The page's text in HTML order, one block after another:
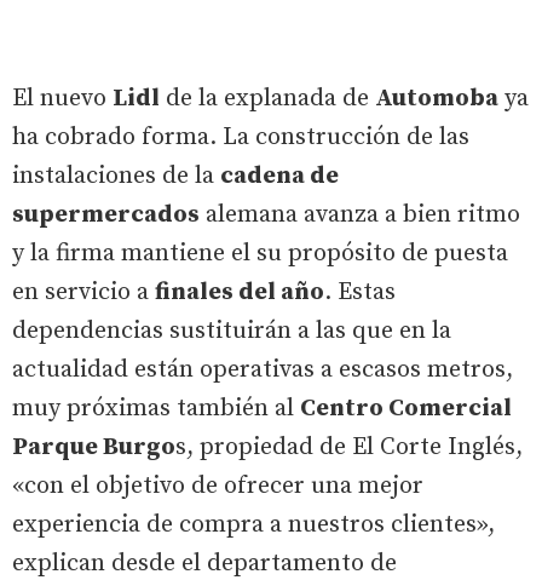
El nuevo Lidl de la explanada de Automoba ya
ha cobrado forma. La construcción de las
instalaciones de la cadena de
supermercados alemana avanza a bien ritmo
y la firma mantiene el su propósito de puesta
en servicio a finales del año. Estas
dependencias sustituirán a las que en la
actualidad están operativas a escasos metros,
muy próximas también al Centro Comercial
Parque Burgos, propiedad de El Corte Inglés,
«con el objetivo de ofrecer una mejor
experiencia de compra a nuestros clientes»,
explican desde el departamento de